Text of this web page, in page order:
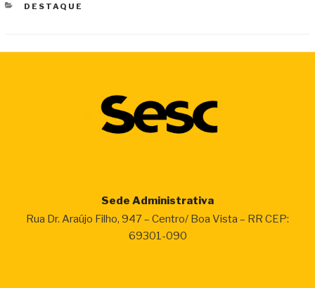
CATEGORIAS
DESTAQUE
Sede Administrativa
Rua Dr. Araújo Filho, 947 – Centro/ Boa Vista – RR CEP:
69301-090